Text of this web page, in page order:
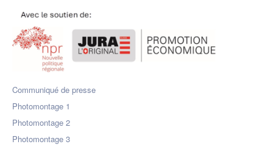
Communiqué de presse
Photomontage 1
Photomontage 2
Photomontage 3